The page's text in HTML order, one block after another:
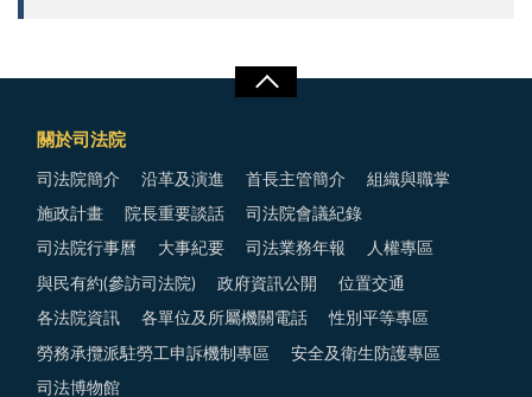
關於司法院
司法院簡介 沿革及演進 首長主管簡介 組織與職掌
施政計畫 院長重要談話 司法院會議紀錄
司法院行事曆 大事紀要 司法業務年報 人權專區
與民有約(參訪司法院) 政府資訊公開 位置交通
各法院資訊 各單位及所屬機關電話 性別平等專區
勞務承攬派駐勞工申訴機制專區 安全及衛生防護專區
司法博物館